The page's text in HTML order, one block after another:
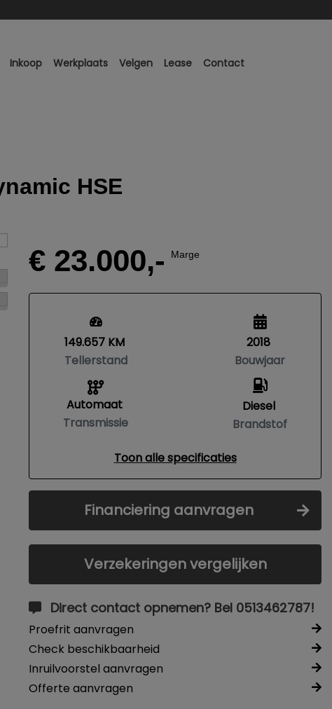
Inkoop Werkplaats Velgen Lease Contact
HSE
€ 23.000,- Marge
149.657 KM
Tellerstand
Automaat
Transmissie
2018
Bouwjaar
Diesel
Brandstof
Toon alle specificaties
Financiering aanvragen
Verzekeringen vergelijken
Direct contact opnemen? Bel 0513462787!
Proefrit aanvragen
Check beschikbaarheid
Inruilvoorstel aanvragen
Offerte aanvragen